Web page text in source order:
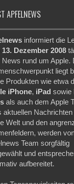
APFELNEWS
informiert die
13. Dezember 2008
News rund um Apple.
liegt
Produkten wie etwa
iPhone, iPad sowie
als auch dem Apple
aktuellen
Welt und den
werden
Team sorgfältig
und
aufbereitet.